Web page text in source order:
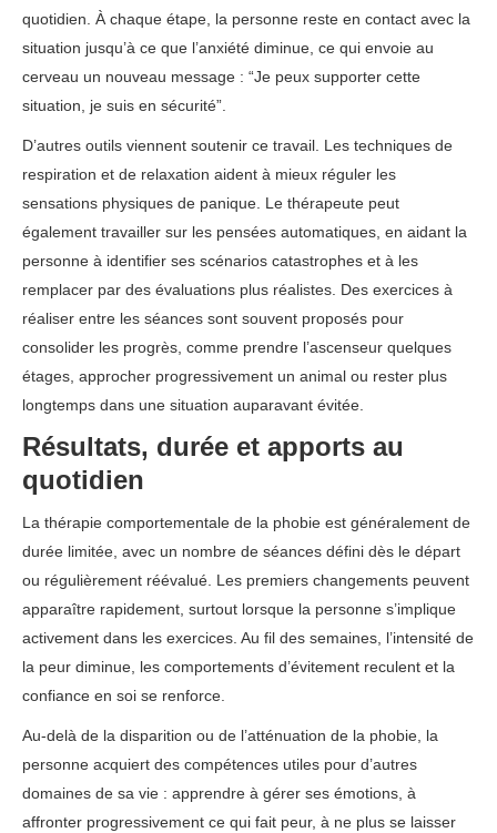
quotidien. À chaque étape, la personne reste en contact avec la
situation jusqu’à ce que l’anxiété diminue, ce qui envoie au
cerveau un nouveau message : “Je peux supporter cette
situation, je suis en sécurité”.
D’autres outils viennent soutenir ce travail. Les techniques de
respiration et de relaxation aident à mieux réguler les
sensations physiques de panique. Le thérapeute peut
également travailler sur les pensées automatiques, en aidant la
personne à identifier ses scénarios catastrophes et à les
remplacer par des évaluations plus réalistes. Des exercices à
réaliser entre les séances sont souvent proposés pour
consolider les progrès, comme prendre l’ascenseur quelques
étages, approcher progressivement un animal ou rester plus
longtemps dans une situation auparavant évitée.
Résultats, durée et apports au
quotidien
La thérapie comportementale de la phobie est généralement de
durée limitée, avec un nombre de séances défini dès le départ
ou régulièrement réévalué. Les premiers changements peuvent
apparaître rapidement, surtout lorsque la personne s’implique
activement dans les exercices. Au fil des semaines, l’intensité de
la peur diminue, les comportements d’évitement reculent et la
confiance en soi se renforce.
Au-delà de la disparition ou de l’atténuation de la phobie, la
personne acquiert des compétences utiles pour d’autres
domaines de sa vie : apprendre à gérer ses émotions, à
affronter progressivement ce qui fait peur, à ne plus se laisser